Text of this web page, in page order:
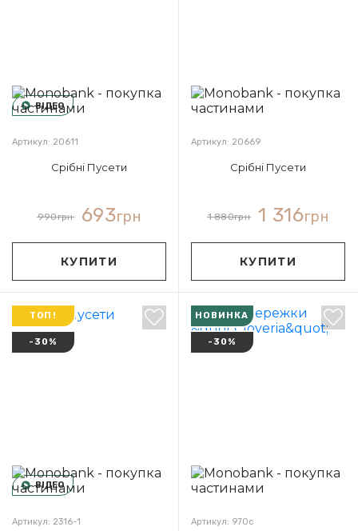
ВІДЕО
Артикул: 20611
Срібні Пусети
990грн 693грн
КУПИТИ
Артикул: 20669
Срібні Пусети
1 880грн 1 316грн
КУПИТИ
ТОП!
-30%
ВІДЕО
Артикул: 2316-1
НОВИНКА
-30%
Артикул: 970с